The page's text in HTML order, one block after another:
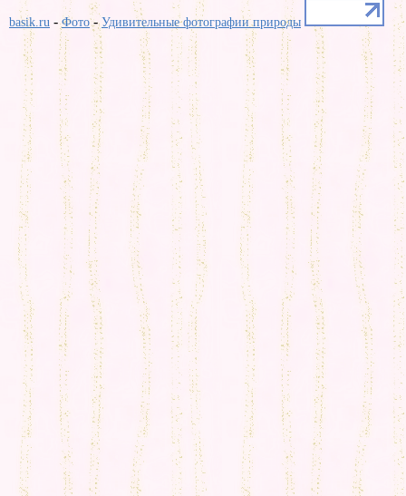
basik.ru -Фото-Удивительные фотографии природы